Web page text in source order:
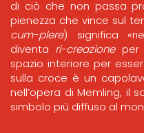
di ciò che non passa
pienezza che vince sul
cum-plere) significa
diventa ri-creazioneper
spazio interiore per
sulla croce è un
nell’opera di Memling, il
simbolo più diffuso al